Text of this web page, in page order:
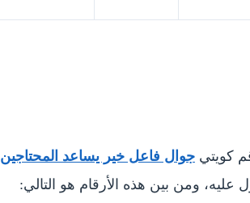
كويتي جوال فاعل خير يساعد المحتاجين
ومن بين هذه الأرقام هو التالي: